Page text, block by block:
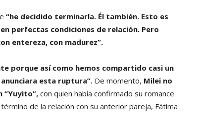
“he decidido terminarla. Él también. Esto es
perfectas condiciones de relación. Pero
entereza, con madurez”.
porque así como hemos compartido casi un
esta ruptura”. De momento, Milei no
“Yuyito”, con quien había confirmado su romance
de la relación con su anterior pareja, Fátima